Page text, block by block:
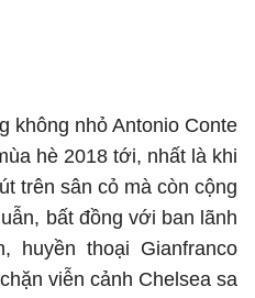
không nhỏ Antonio Conte
hè 2018 tới, nhất là khi
trên sân cỏ mà còn cộng
bất đồng với ban lãnh
huyền thoại Gianfranco
viễn cảnh Chelsea sa